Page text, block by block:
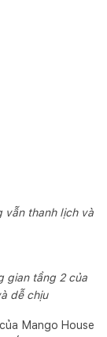
vẫn thanh lịch và
gian tầng 2 của
dễ chịu
Mango House